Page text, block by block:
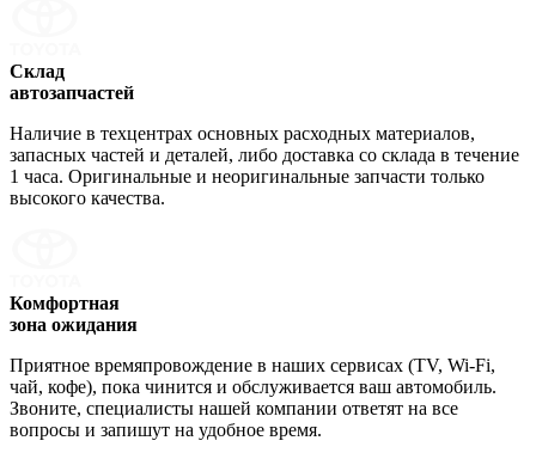
Склад
автозапчастей
Наличие в техцентрах основных расходных материалов,
запасных частей и деталей, либо доставка со склада в течение
1 часа. Оригинальные и неоригинальные запчасти только
высокого качества.
Комфортная
зона ожидания
Приятное времяпровождение в наших сервисах (TV, Wi-Fi,
чай, кофе), пока чинится и обслуживается ваш автомобиль.
Звоните, специалисты нашей компании ответят на все
вопросы и запишут на удобное время.